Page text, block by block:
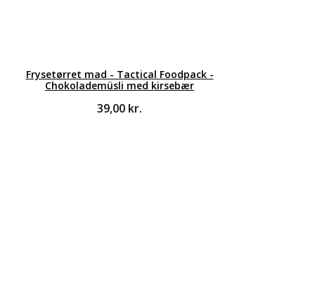
Frysetørret mad - Tactical Foodpack -
Chokolademüsli med kirsebær
39,00 kr.